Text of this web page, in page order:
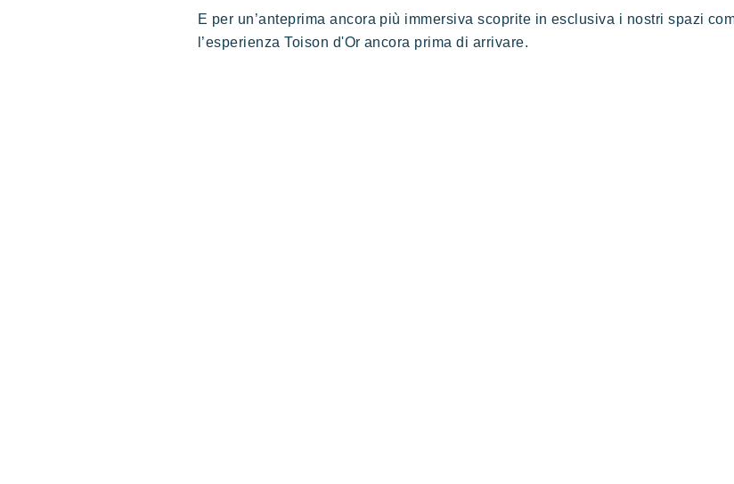
E per un’anteprima ancora più immersiva scoprite in esclusiva i nostri spazi
l’esperienza Toison d'Or ancora prima di arrivare.